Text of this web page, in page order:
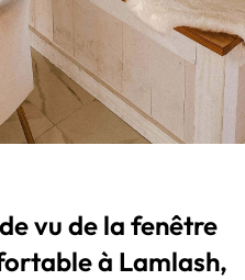
vu de la fenêtre
à Lamlash,